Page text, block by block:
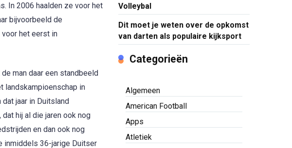
In 2006 haalden ze voor het
bijvoorbeeld de
voor het eerst in
man daar een standbeeld
landskampioenschap in
jaar in Duitsland
hij al die jaren ook nog
en dan ook nog
inmiddels 36-jarige Duitser
Volleybal
Dit moet je weten over de opkomst
van darten als populaire kijksport
Categorieën
Algemeen
American Football
Apps
Atletiek